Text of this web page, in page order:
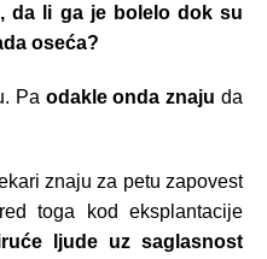
da li ga je bolelo dok su
oseća?
Pa odakle onda znaju da
znaju za petu zapovest
toga kod eksplantacije
ljude uz saglasnost